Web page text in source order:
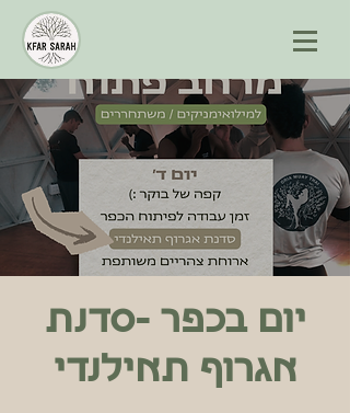
יום בכפר -סדנת
אגרוף תאילנדי